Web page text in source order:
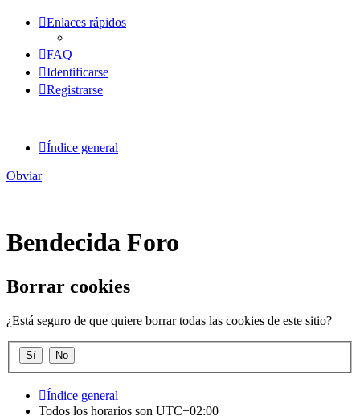
Enlaces rápidos
FAQ
Identificarse
Registrarse
Índice general
Obviar
Bendecida Foro
Borrar cookies
¿Está seguro de que quiere borrar todas las cookies de este sitio?
Índice general
Todos los horarios son UTC+02:00